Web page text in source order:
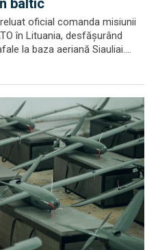
oficial comanda misiunii
în Lituania, desfășurând
la baza aeriană Siauliai....